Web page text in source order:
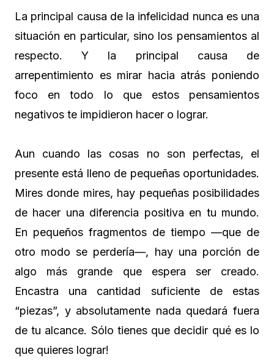
La principal causa de la infelicidad nunca es una
situación en particular, sino los pensamientos al
respecto. Y la principal causa de
arrepentimiento es mirar hacia atrás poniendo
foco en todo lo que estos pensamientos
negativos te impidieron hacer o lograr.
Aun cuando las cosas no son perfectas, el
presente está lleno de pequeñas oportunidades.
Mires donde mires, hay pequeñas posibilidades
de hacer una diferencia positiva en tu mundo.
En pequeños fragmentos de tiempo —que de
otro modo se perdería—, hay una porción de
algo más grande que espera ser creado.
Encastra una cantidad suficiente de estas
“piezas”, y absolutamente nada quedará fuera
de tu alcance. Sólo tienes que decidir qué es lo
que quieres lograr!